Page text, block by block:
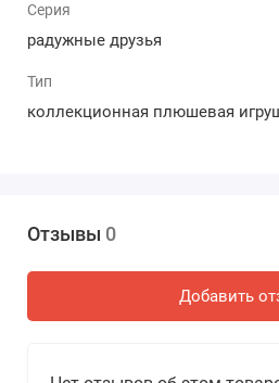
Серия
радужные друзья
Тип
коллекционная плюшевая
Отзывы 0
Добавить